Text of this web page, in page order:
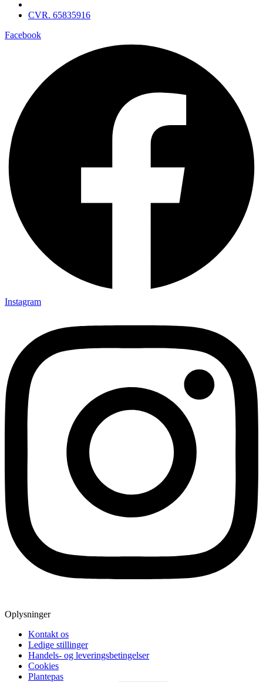
CVR. 65835916
Facebook
Instagram
Oplysninger
Kontakt os
Ledige stillinger
Handels- og leveringsbetingelser
Cookies
Plantepas